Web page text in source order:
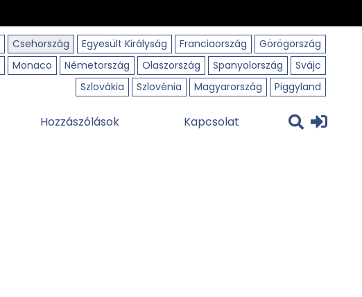
Csehország Egyesült Királyság Franciaország
Görögország
Monaco Németország Olaszország Spanyolország
Svájc
Szlovákia
Szlovénia Magyarország Piggyland
Hozzászólások Kapcsolat